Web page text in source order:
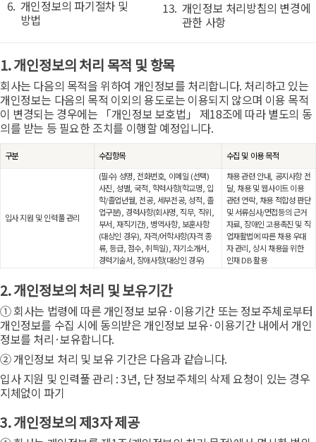
개인정보의 파기절차 및
방법
개인정보 처리방침의 변경에
관한 사항
1. 개인정보의 처리 목적 및 항목
회사는 다음의 목적을 위하여 개인정보를 처리합니다. 처리하고 있는
개인정보는 다음의 목적 이외의 용도로는 이용되지 않으며 이용 목적
이 변경되는 경우에는 「개인정보 보호법」 제18조에 따라 별도의 동
의를 받는 등 필요한 조치를 이행할 예정입니다.
구분 수집항목 수집 및 이용 목적
입사 지원 및 인력풀 관리
(필수) 성명, 전화번호, 이메일 (선택)
사진, 성별, 국적, 학력사항(학교명, 입
학/졸업년월, 전공, 세부전공, 성적, 졸
업구분), 경력사항(회사명, 직무, 직위,
부서, 재직기간), 병역사항, 보훈사항
(대상인 경우), 자격/어학사항(자격 종
류, 등급, 점수, 취득일), 자기소개서,
경력기술서, 장애사항(대상인 경우)
채용 관련 안내, 공지사항 전
달, 채용 및 웹사이트 이용
관련 연락, 채용 적합성 판단
및 서류심사/면접등의 근거
자료, 장애인 고용촉진 및 직
업재활법에 따른 채용 우대
자 관리, 상시 채용을 위한
인재 DB 활용
2. 개인정보의 처리 및 보유기간
① 회사는 법령에 따른 개인정보 보유·이용기간 또는 정보주체로부터
개인정보를 수집 시에 동의받은 개인정보 보유·이용기간 내에서 개인
정보를 처리·보유합니다.
② 개인정보 처리 및 보유 기간은 다음과 같습니다.
입사 지원 및 인력풀 관리 : 3년, 단 정보주체의 삭제 요청이 있는 경우
지체없이 파기
3. 개인정보의 제3자 제공